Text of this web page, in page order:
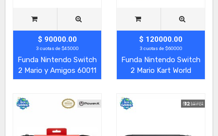
$ 90000.00
3 cuotas de $45000
Funda Nintendo Switch
2 Mario y Amigos 60011
$ 120000.00
3 cuotas de $60000
Funda Nintendo Switch
2 Mario Kart World